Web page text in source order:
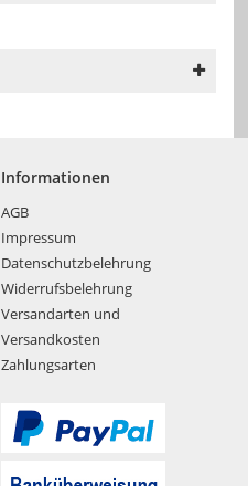
Informationen
AGB
Impressum
Datenschutzbelehrung
Widerrufsbelehrung
Versandarten und
Versandkosten
Zahlungsarten